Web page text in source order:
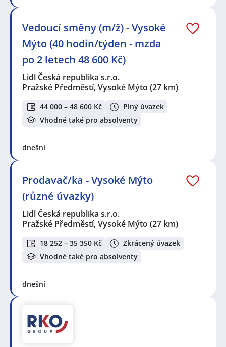
Vedoucí směny (m/ž) - Vysoké
Mýto (40 hodin/týden - mzda
po 2 letech 48 600 Kč)
Lidl Česká republika s.r.o.
Pražské Předměstí, Vysoké Mýto (27 km)
44 000 – 48 600 Kč
Plný úvazek
Vhodné také pro absolventy
dnešní
Prodavač/ka - Vysoké Mýto
(různé úvazky)
Lidl Česká republika s.r.o.
Pražské Předměstí, Vysoké Mýto (27 km)
18 252 – 35 350 Kč
Zkrácený úvazek
Vhodné také pro absolventy
dnešní